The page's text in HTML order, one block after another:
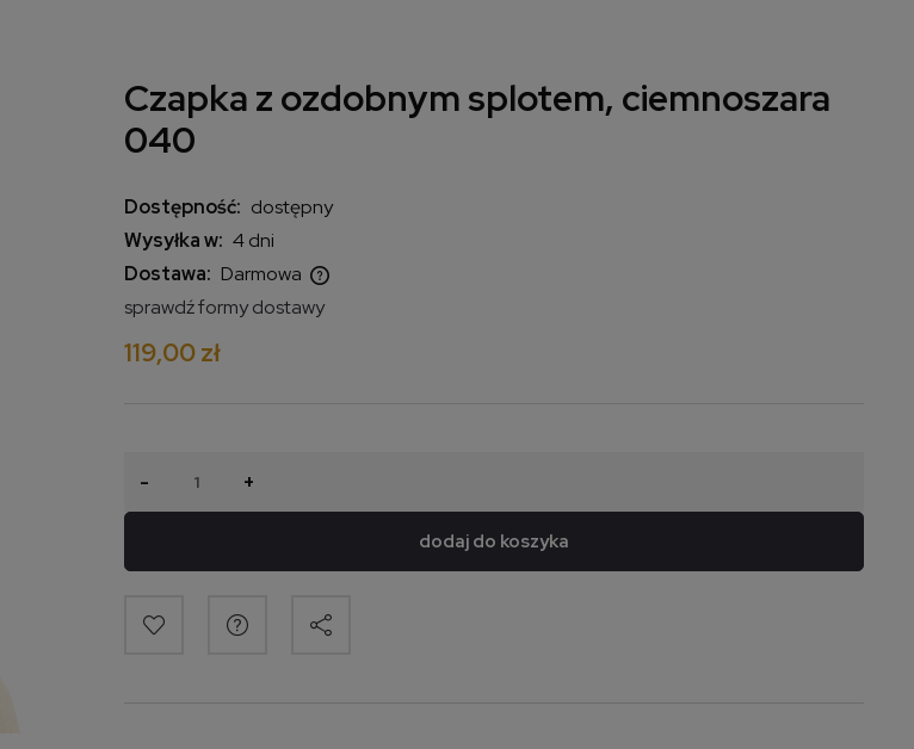
Czapka z ozdobnym splotem, ciemnoszara
040
Dostępność: dostępny
Wysyłka w: 4 dni
Dostawa: Darmowa
kosztów płatności
sprawdź formy dostawy
119,00 zł
- +
dodaj do koszyka